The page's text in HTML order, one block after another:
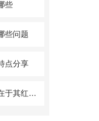
些
些问题
点分享
高速热成像摄像机的核心在于其红外探测器阵列